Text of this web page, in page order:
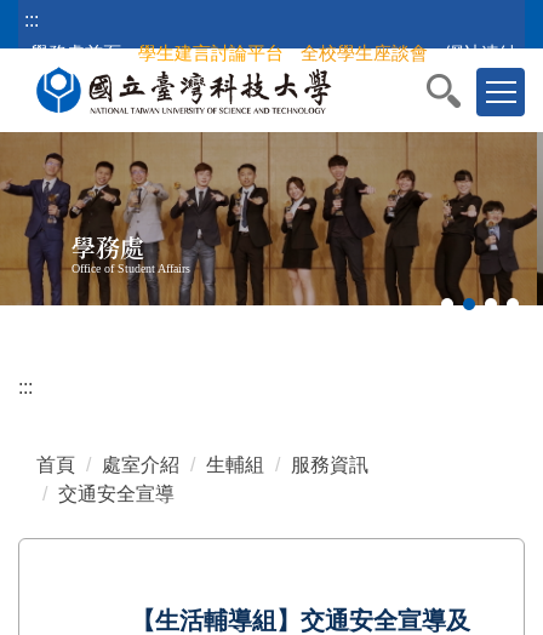
跳
到
內
區
塊
:::
學務處首頁
學生建言討論平台 全校學生座談會 網站連結
學務處
Office of Student Affairs
:::
首頁 處室介紹 生輔組
服務資訊
交通安全宣導
【生活輔導組】交通安全宣導及